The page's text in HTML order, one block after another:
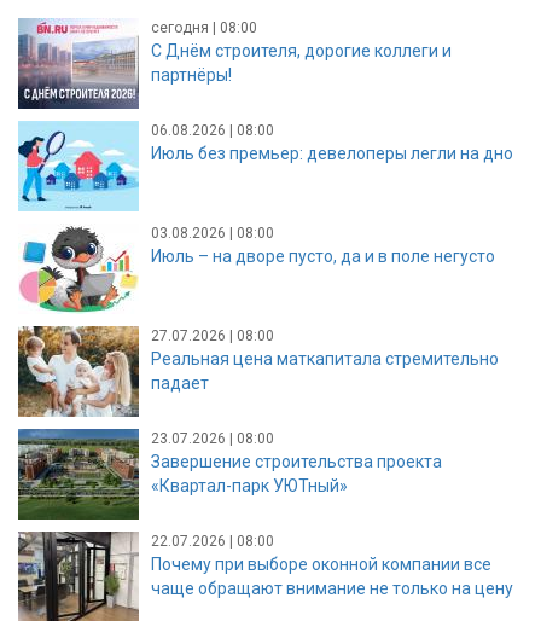
сегодня | 08:00
С Днём строителя, дорогие коллеги и
партнёры!
06.08.2026 | 08:00
Июль без премьер: девелоперы легли на дно
03.08.2026 | 08:00
Июль – на дворе пусто, да и в поле негусто
27.07.2026 | 08:00
Реальная цена маткапитала стремительно
падает
23.07.2026 | 08:00
Завершение строительства проекта
«Квартал-парк УЮТный»
22.07.2026 | 08:00
Почему при выборе оконной компании все
чаще обращают внимание не только на цену